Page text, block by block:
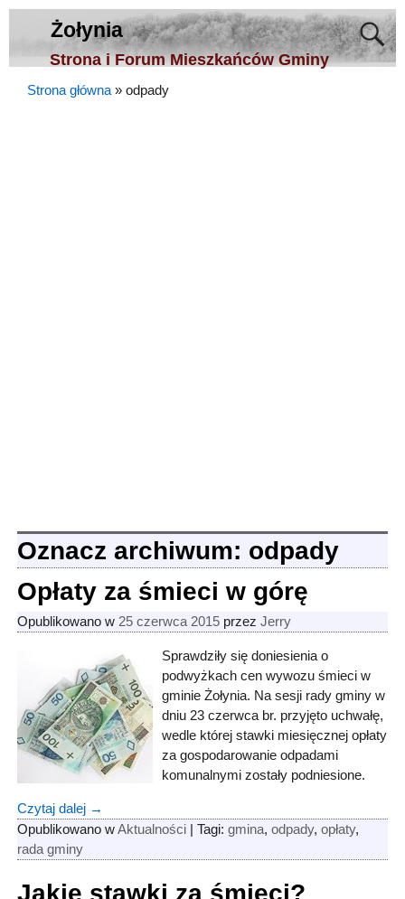
Żołynia
Strona i Forum Mieszkańców Gminy
Strona główna » odpady
Oznacz archiwum: odpady
Opłaty za śmieci w górę
Opublikowano w 25 czerwca 2015 przez Jerry
Sprawdziły się doniesienia o
podwyżkach cen wywozu śmieci w
gminie Żołynia. Na sesji rady gminy w
dniu 23 czerwca br. przyjęto uchwałę,
wedle której stawki miesięcznej opłaty
za gospodarowanie odpadami
komunalnymi zostały podniesione.
Czytaj dalej →
Opublikowano w Aktualności| Tagi: gmina, odpady, opłaty,
rada gminy